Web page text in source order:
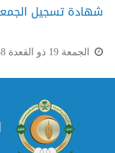
شهادة تسجيل
الجمعة 19 ذو القعدة 1438هـ 11-8-2017م 11:45 ص